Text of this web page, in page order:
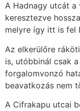
A Hadnagy utcát a
keresztezve
melyre így itt is fel
Az elkerülőre
is, utóbbinál csak
forgalomvonzó
beavatkozás nem
A Cifrakapu utcai